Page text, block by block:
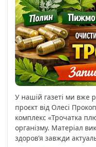
У нашій газеті ми вже
проєкт від Олесі
комплекс «Трочатка
організму. Матеріал
здоров’я завжди